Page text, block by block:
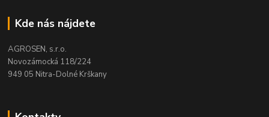
Kde nás nájdete
AGROSEN, s.r.o.
Novozámocká 118/224
949 05 Nitra-Dolné Krškany